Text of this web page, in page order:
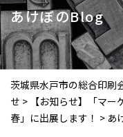
あけぼのBlog
茨城県水戸市の総合印刷
せ > 【お知らせ】「マ
春」に出展します！ > あ